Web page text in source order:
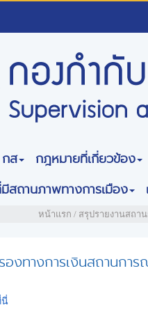
ส กฎหมายที่เกี่ยวข้อง
ถานภาพทางการเมือง
หน้าแรก / สรุปรายงานสถา
องทางการเงินสถานก
นี่